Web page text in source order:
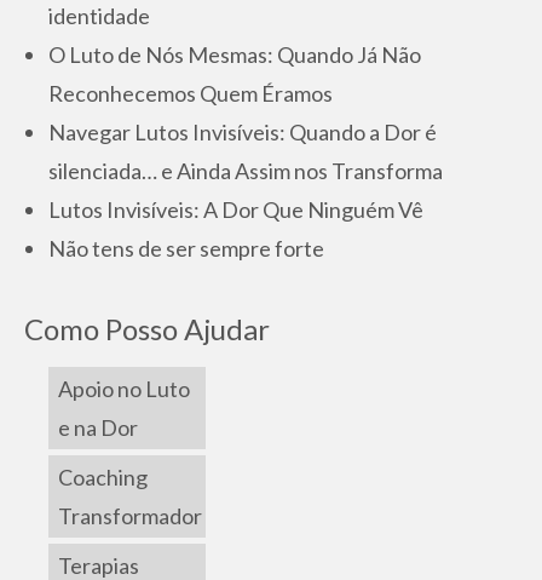
identidade
O Luto de Nós Mesmas: Quando Já Não
Reconhecemos Quem Éramos
Navegar Lutos Invisíveis: Quando a Dor é
silenciada… e Ainda Assim nos Transforma
Lutos Invisíveis: A Dor Que Ninguém Vê
Não tens de ser sempre forte
Como Posso Ajudar
Apoio no Luto
e na Dor
Coaching
Transformador
Terapias